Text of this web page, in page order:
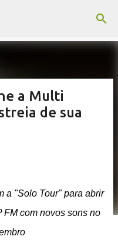
principal
a Multi
de sua
a "Solo Tour" para abrir
FM com novos sons no